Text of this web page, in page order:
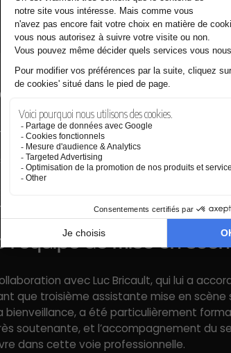
historique
qui impose une grande justesse et un
étapes de sa vie, impliquant un
coiffures et maquillages.
notamment en ce qui concerne les
essentiels à la crédibilité du récit.
de mise en
avec Luc Bricault, qui lui a
que troisième assistante mise en scène
bienveillance, a été particulièrement
soutenante, et l’accompagnement du
dans cette voie professionnelle.